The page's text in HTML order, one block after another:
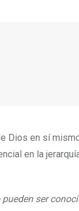
Dios en sí
en la
pueden ser